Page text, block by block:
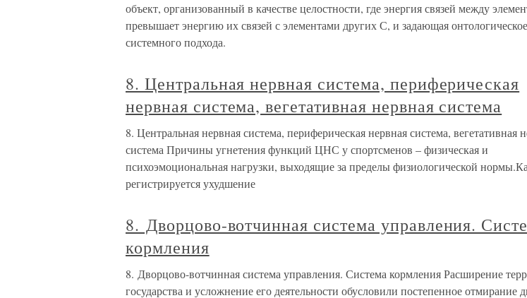
объект, организованный в качестве целостности, где энергия связей между
превышает энергию их связей с элементами других С, и задающая
системного подхода.
8. Центральная нервная система, периферическая
нервная система, вегетативная нервная система
8. Центральная нервная система, периферическая нервная система, вегетативная
система Причины угнетения функций ЦНС у спортсменов – физическая и
психоэмоциональная нагрузки, выходящие за пределы физиологической
регистрируется ухудшение
8. Дворцово-вотчинная система управления.
кормления
8. Дворцово-вотчинная система управления. Система кормления Расширение
государства и усложнение его деятельности обусловили постепенное отмирание